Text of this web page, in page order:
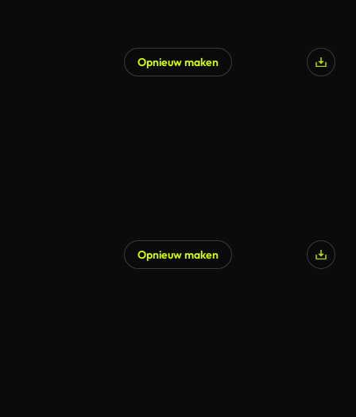
Opnieuw maken
Opnieuw maken